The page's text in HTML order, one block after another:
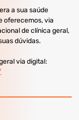
a sua saúde
oferecemos, via
de clínica geral,
dúvidas.
via digital: